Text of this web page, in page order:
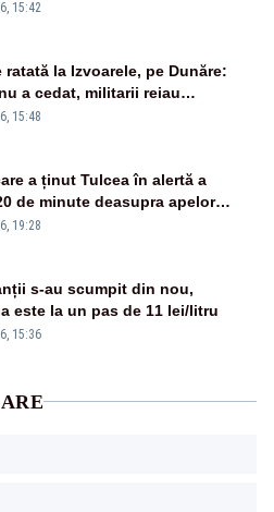
„Miza Zilei” la Realitatea PLUS
15:42
ratată la Izvoarele, pe Dunăre:
a cedat, militarii reiau
luni – VIDEO
15:48
a ținut Tulcea în alertă a
de minute deasupra apelor
Au fost ridicate două F-16
19:28
s-au scumpit din nou,
este la un pas de 11 lei/litru
15:36